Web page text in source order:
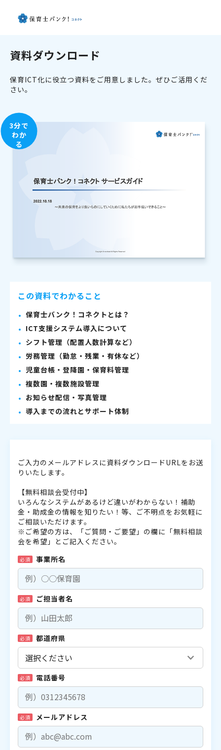
資料ダウンロード
保育ICT化に役立つ資料をご用意しました。ぜひご活用くだ
さい。
3分で
わか
る
この資料でわかること
保育士バンク！コネクトとは？
ICT支援システム導入について
シフト管理（配置人数計算など）
労務管理（勤怠・残業・有休など）
児童台帳・登降園・保育料管理
複数園・複数施設管理
お知らせ配信・写真管理
導入までの流れとサポート体制
ご入力のメールアドレスに資料ダウンロードURLをお送
りいたします。
【無料相談会受付中】
いろんなシステムがあるけど違いがわからない！補助
金・助成金の情報を知りたい！等、ご不明点をお気軽に
ご相談いただけます。
※ご希望の方は、「ご質問・ご要望」の欄に「無料相談
会を希望」とご記入ください。
必須 事業所名
必須 ご担当者名
必須 都道府県
必須 電話番号
必須 メールアドレス